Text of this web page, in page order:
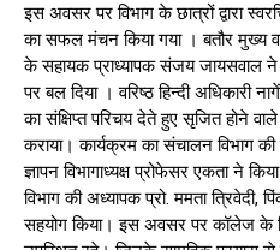
इस अवसर पर विभाग के छात्रों द्वारा
का सफल मंचन किया गया । बतौर मुख्य
के सहायक प्राध्यापक संजय जायसवाल ने
पर बल दिया । वरिष्ठ हिन्दी अधिकारी
का संक्षिप्त परिचय देते हुए सृजित होने
कराया। कार्यक्रम का संचालन विभाग
ज्ञापन विभागाध्यक्ष प्रोफेसर एकता ने
विभाग की अध्यापक प्रो. ममता त्रिवेदी,
सहयोग किया। इस अवसर पर कॉलेज के